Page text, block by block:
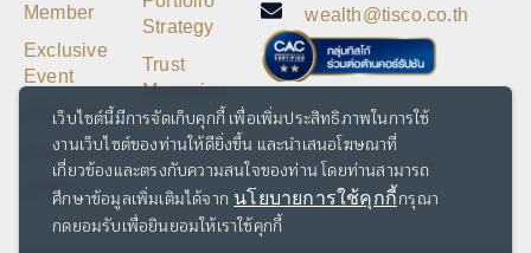
Member
Exclusive
Event
Privilege
Awards
Article
Strategy
Trust
Magazine
wealth@tisco.co.th
เว็บไซต์นี้มีการจัดเก็บคุกกี้ เพื่อเพิ่มประสิทธิภาพในการใช้
งานเว็บไซต์ของท่านให้ดียิ่งขึ้น และนำเสนอโฆษณาที่
เกี่ยวข้องและตรงกับความสนใจของท่าน โดยท่านสามารถ
ศึกษาข้อมูลเพิ่มเติมได้จาก นโยบายการใช้คุกกี้กรุณา
กดยอมรับเพื่อยินยอมให้เราใช้คุกกี้